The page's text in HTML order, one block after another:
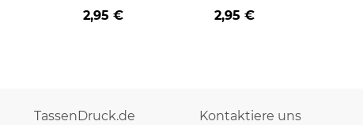
HO HO - schwarz
2,95 €
Rentier
2,95 €
TassenDruck.de Kontaktiere uns